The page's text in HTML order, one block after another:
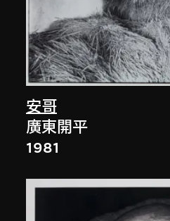
安哥
廣東開平
1981